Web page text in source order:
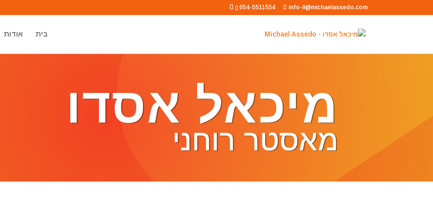
054-5511554 info-il@michaelassedo.com
בית אודות
מיכאל אסדו
מאסטר רוחני